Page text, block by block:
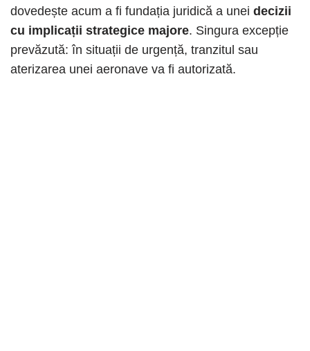
dovedește acum a fi fundația juridică a unei decizii
cu implicații strategice majore. Singura excepție
prevăzută: în situații de urgență, tranzitul sau
aterizarea unei aeronave va fi autorizată.